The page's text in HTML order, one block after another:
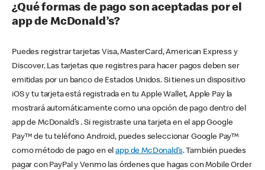
¿Qué formas de pago son aceptadas por el
app de McDonald’s?
Puedes registrar tarjetas Visa, MasterCard, American Express y
Discover. Las tarjetas que registres para hacer pagos deben ser
emitidas por un banco de Estados Unidos. Si tienes un dispositivo
iOS y tu tarjeta está registrada en tu Apple Wallet, Apple Pay la
mostrará automáticamente como una opción de pago dentro del
app de McDonald’s . Si registraste una tarjeta en el app Google
Pay™ de tu teléfono Android, puedes seleccionar Google Pay™
como método de pago en elapp de McDonald’s. También puedes
pagar con PayPal y Venmo las órdenes que hagas con Mobile Order